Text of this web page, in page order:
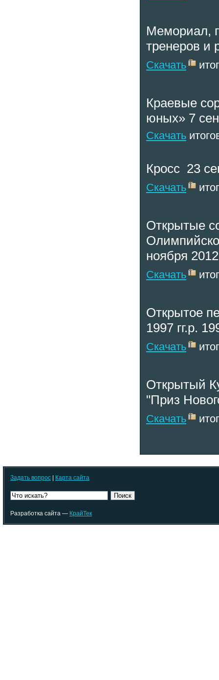
Мемориал,
тренеров и
Скачать
Краевые
юных» 7
Скачать
Кросс 23
Скачать
Открытые
ноября 2012
Скачать
Открытое
1997 гг.р.
Скачать
Открытый
"Приз
Скачать
Задать вопрос | Карта сайта
Поиск
Разработка сайта — КрайТек